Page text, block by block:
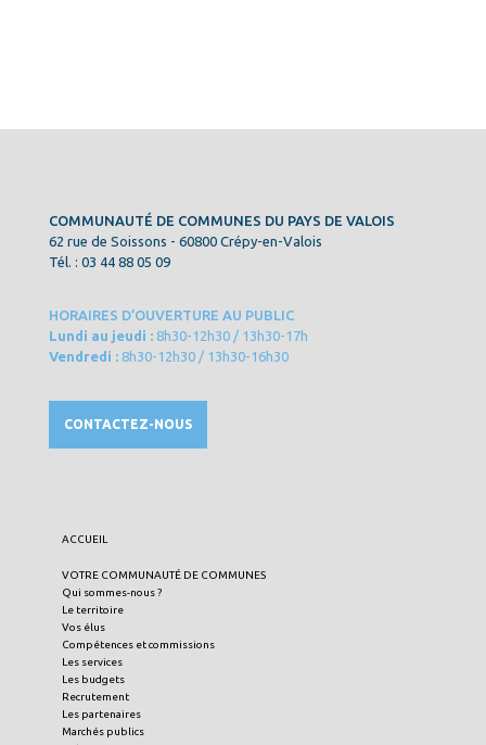
COMMUNAUTÉ DE COMMUNES DU PAYS DE VALOIS
62 rue de Soissons - 60800 Crépy-en-Valois
Tél. : 03 44 88 05 09
HORAIRES D’OUVERTURE AU PUBLIC
Lundi au jeudi : 8h30-12h30 / 13h30-17h
Vendredi : 8h30-12h30 / 13h30-16h30
CONTACTEZ-NOUS
ACCUEIL
VOTRE COMMUNAUTÉ DE COMMUNES
Qui sommes-nous ?
Le territoire
Vos élus
Compétences et commissions
Les services
Les budgets
Recrutement
Les partenaires
Marchés publics